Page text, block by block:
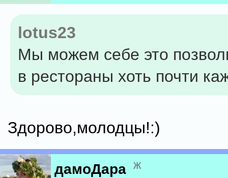
lotus23
Мы можем себе это
в рестораны хоть почти
Здорово,молодцы!:)
дамоДара ж